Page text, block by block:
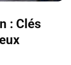
: Clés